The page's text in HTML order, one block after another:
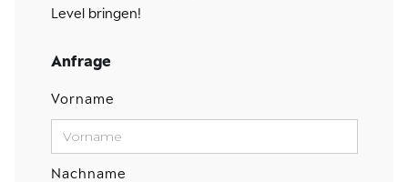
Level bringen!
Anfrage
Vorname
Nachname